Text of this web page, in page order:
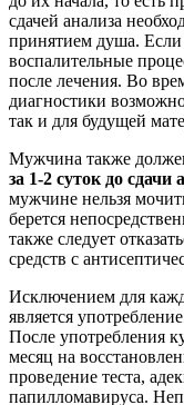
сдачей анализа
принятием душа.
воспалительные
после лечения. Во
диагностики
так и для будущей
Мужчина также должен
за 1-2 суток до сдачи
мужчине нельзя
берется
также следует
средств с
Исключением для
является
После употребления
месяц на
проведение теста,
папилломавируса.